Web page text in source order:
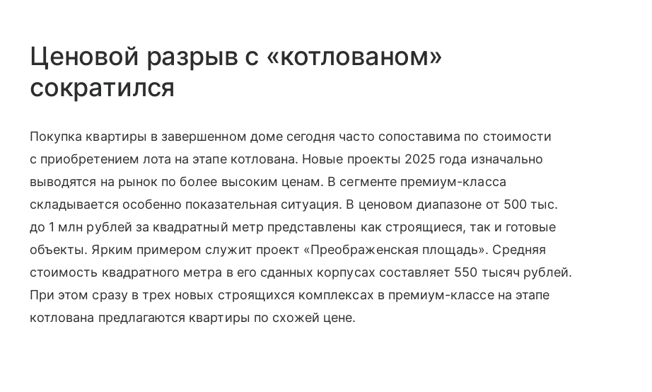
Ценовой разрыв с «котлованом»
сократился
Покупка квартиры в завершенном доме сегодня часто сопоставима по стоимости
с приобретением лота на этапе котлована. Новые проекты 2025 года изначально
выводятся на рынок по более высоким ценам. В сегменте премиум-класса
складывается особенно показательная ситуация. В ценовом диапазоне от 500 тыс.
до 1 млн рублей за квадратный метр представлены как строящиеся, так и готовые
объекты. Ярким примером служит проект «Преображенская площадь». Средняя
стоимость квадратного метра в его сданных корпусах составляет 550 тысяч рублей.
При этом сразу в трех новых строящихся комплексах в премиум-классе на этапе
котлована предлагаются квартиры по схожей цене.